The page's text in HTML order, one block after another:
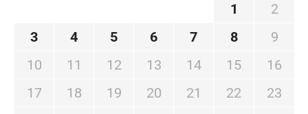
1
2
3
4 5 6 7 8
9
10
11 12 13 14 15
16
17
18 19 20 21 22
23